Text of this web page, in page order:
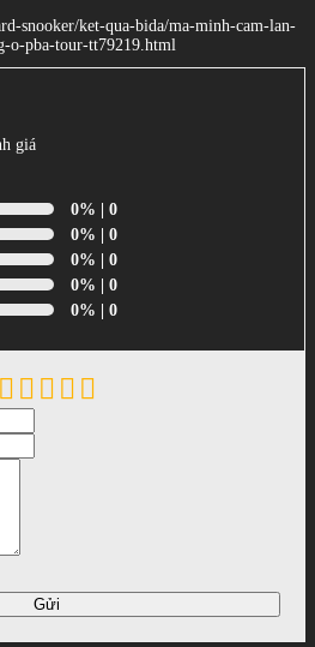
snooker/ket-qua-bida/ma-minh-cam-lan-
o-pba-tour-tt79219.html
giá
0% | 0
0% | 0
0% | 0
0% | 0
0% | 0
Gửi